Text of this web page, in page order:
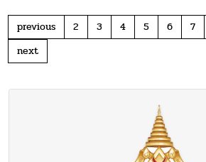
previous 2 3 4 5 6 7
next